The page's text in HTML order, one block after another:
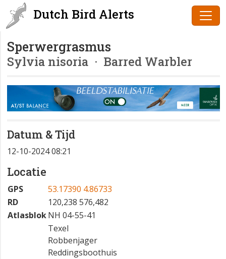
Dutch Bird Alerts
Sperwergrasmus
Sylvia nisoria · Barred Warbler
Datum & Tijd
12-10-2024 08:21
Locatie
GPS
53.17390 4.86733
RD
120,238 576,482
AtlasblokNH 04-55-41
Texel
Robbenjager
Reddingsboothuis